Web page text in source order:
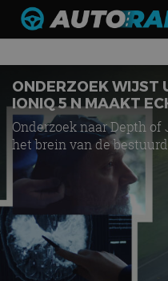
Podcast
Autotests
Automerken
Adverteren
MotorRAI.nl
Nieuws
ONDERZOEK WIJST
IONIQ 5 N MAAKT
Onderzoek naar Depth
het brein van de